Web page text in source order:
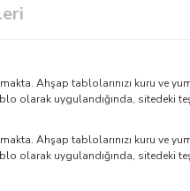
Ahşap tablolarınızı kuru ve
olarak uygulandığında, sitedeki
Ahşap tablolarınızı kuru ve
olarak uygulandığında, sitedeki